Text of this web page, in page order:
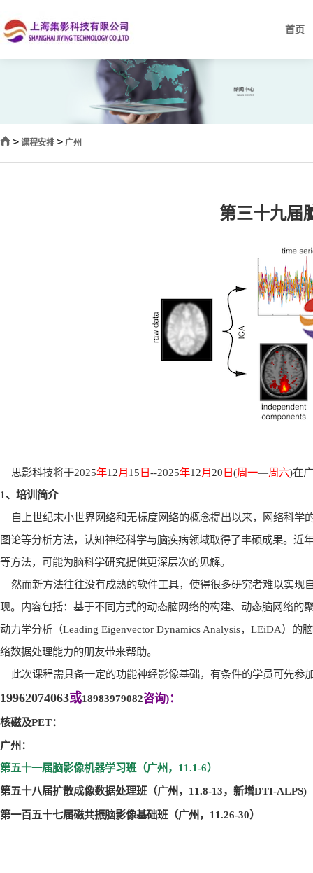
首页
> 课程安排 > 广州
第三十九届
思影科技将于2025年12月 15 日--2025年12月 20 日(周一—周六)在
1、培训简介
自上世纪末小世界网络和无标度网络的概念提出以来，网络科
图论等分析方法，认知神经科学与脑疾病领域取得了丰硕成果。
等方法，可能为脑科学研究提供更深层次的见解。
然而新方法往往没有成熟的软件工具，使得很多研究者难以实
现。内容包括：基于不同方式的动态脑网络的构建、动态脑网络的
动力学分析（Leading Eigenvector Dynamics Analysis， LEiDA）的
络数据处理能力的朋友带来帮助。
此次课程需具备一定的功能神经影像基础，有条件的学员可先参
19962074063或18983979082咨询)：
核磁及PET：
广州：
第五十一届脑影像机器学习班（广州，11.1-6）
第五十八届扩散成像数据处理班（广州，11.8-13， 新增DTI-ALPS)
第一百五十七届磁共振脑影像基础班（广州，11.26-30）